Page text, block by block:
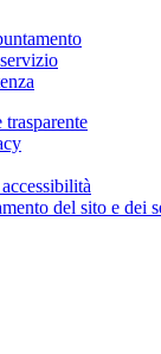
del sito e dei